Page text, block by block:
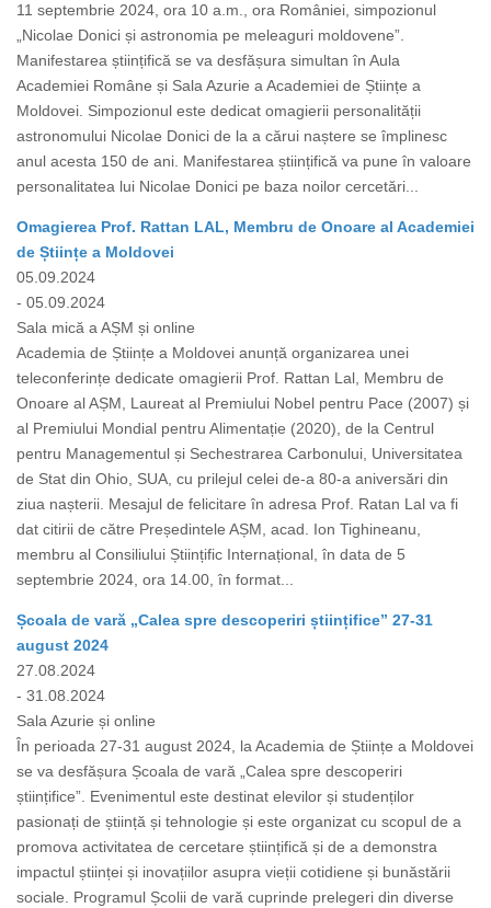
11 septembrie 2024, ora 10 a.m., ora României, simpozionul
„Nicolae Donici și astronomia pe meleaguri moldovene”.
Manifestarea științifică se va desfășura simultan în Aula
Academiei Române și Sala Azurie a Academiei de Științe a
Moldovei. Simpozionul este dedicat omagierii personalității
astronomului Nicolae Donici de la a cărui naștere se împlinesc
anul acesta 150 de ani. Manifestarea științifică va pune în valoare
personalitatea lui Nicolae Donici pe baza noilor cercetări...
Omagierea Prof. Rattan LAL, Membru de Onoare al Academiei
de Științe a Moldovei
05.09.2024
- 05.09.2024
Sala mică a AȘM și online
Academia de Științe a Moldovei anunță organizarea unei
teleconferințe dedicate omagierii Prof. Rattan Lal, Membru de
Onoare al AȘM, Laureat al Premiului Nobel pentru Pace (2007) și
al Premiului Mondial pentru Alimentație (2020), de la Centrul
pentru Managementul și Sechestrarea Carbonului, Universitatea
de Stat din Ohio, SUA, cu prilejul celei de-a 80-a aniversări din
ziua nașterii. Mesajul de felicitare în adresa Prof. Ratan Lal va fi
dat citirii de către Președintele AȘM, acad. Ion Tighineanu,
membru al Consiliului Științific Internațional, în data de 5
septembrie 2024, ora 14.00, în format...
Școala de vară „Calea spre descoperiri științifice” 27-31
august 2024
27.08.2024
- 31.08.2024
Sala Azurie și online
În perioada 27-31 august 2024, la Academia de Științe a Moldovei
se va desfășura Școala de vară „Calea spre descoperiri
științifice”. Evenimentul este destinat elevilor și studenților
pasionați de știință și tehnologie și este organizat cu scopul de a
promova activitatea de cercetare științifică și de a demonstra
impactul științei și inovațiilor asupra vieții cotidiene și bunăstării
sociale. Programul Școlii de vară cuprinde prelegeri din diverse